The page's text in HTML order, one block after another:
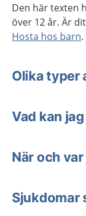
Den här texten
över 12 år. Är
Hosta hos barn.
Olika typer
Vad kan
När och
Sjukdomar